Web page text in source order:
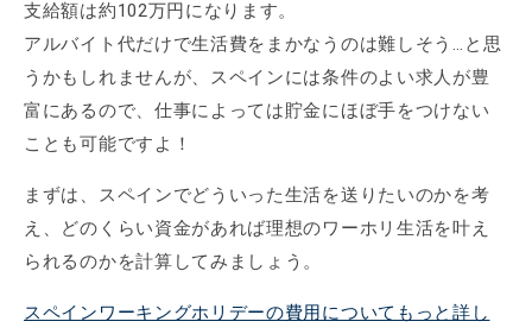
支給額は約102万円になります。
アルバイト代だけで生活費をまかなうのは難しそう…と思
うかもしれませんが、スペインには条件のよい求人が豊
富にあるので、仕事によっては貯金にほぼ手をつけない
ことも可能ですよ！
まずは、スペインでどういった生活を送りたいのかを考
え、どのくらい資金があれば理想のワーホリ生活を叶え
られるのかを計算してみましょう。
スペインワーキングホリデーの費用についてもっと詳し